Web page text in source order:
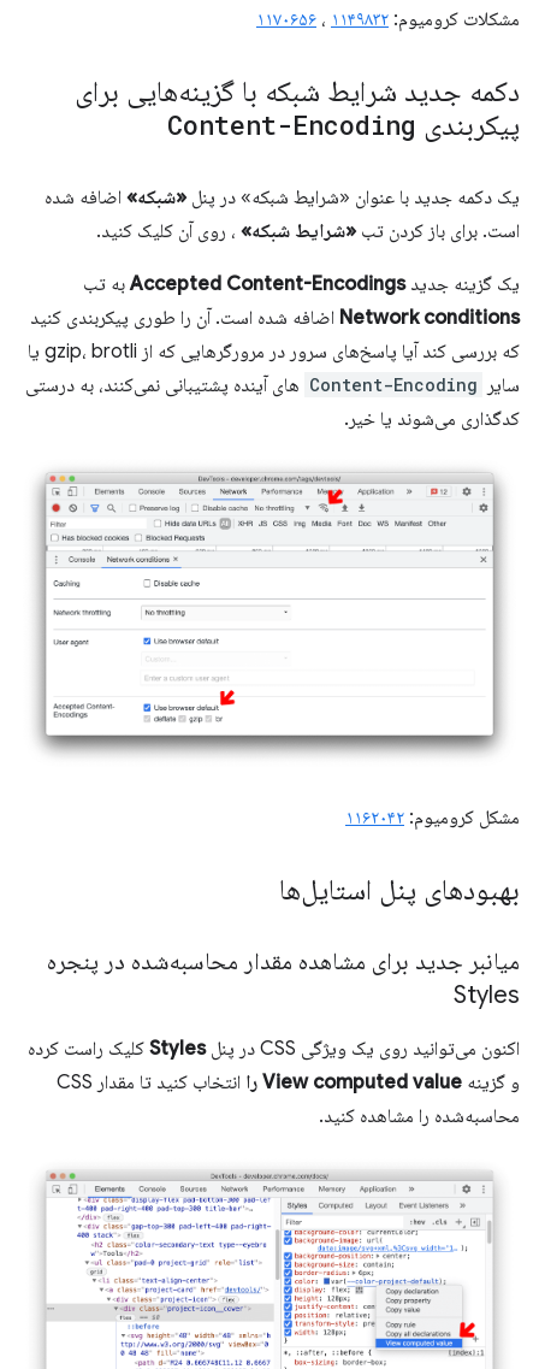
مشکلات کرومیوم: ۱۱۴۹۸۳۲ ، ۱۱۷۰۶۵۶
دکمه جدید شرایط شبکه با گزینه‌هایی برای
پیکربندی Content-Encoding
یک دکمه جدید با عنوان «شرایط شبکه» در پنل «شبکه» اضافه شده
است. برای باز کردن تب «شرایط شبکه» ، روی آن کلیک کنید.
یک گزینه جدیدAccepted Content-Encodingsبه تب
Network conditions اضافه شده است. آن را طوری پیکربندی کنید
که بررسی کند آیا پاسخ‌های سرور در مرورگرهایی که از gzip، brotli یا
سایر
Content-Encoding های آینده پشتیبانی نمی‌کنند، به درستی
کدگذاری می‌شوند یا خیر.
مشکل کرومیوم: ۱۱۶۲۰۴۲
بهبودهای پنل استایل‌ها
میانبر جدید برای مشاهده مقدار محاسبه‌شده در پنجره
Styles
اکنون می‌توانید روی یک ویژگی CSS در پنل Styles کلیک راست کرده
و گزینه View computed value را
انتخاب کنید تا مقدار CSS
محاسبه‌شده را مشاهده کنید.